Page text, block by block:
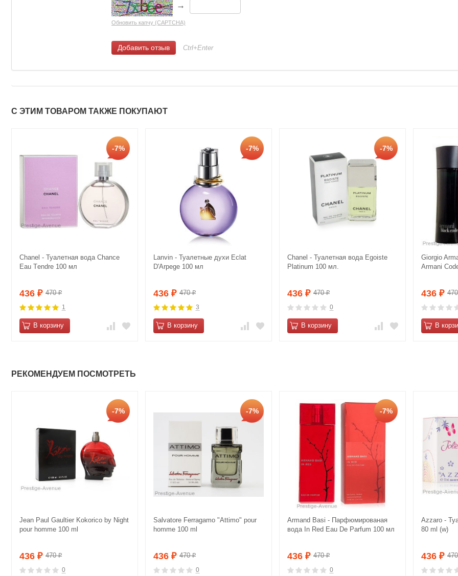
→
Обновить капчу (CAPTCHA)
Ctrl+Enter
С ЭТИМ ТОВАРОМ ТАКЖЕ ПОКУПАЮТ
-7%
Сhanеl - Туалетная вода Сhаnce
Eau Tеndre 100 мл
436 ₽ 470₽
1
В корзину
-7%
Lanvin - Туалетные духи Eclat
D'Arpege 100 мл
436 ₽ 470₽
3
В корзину
-7%
Сhanеl - Туалетная вода Еgоiste
Platinum 100 мл.
436 ₽ 470₽
0
В корзину
Giorgio
Armani
436 ₽
В
РЕКОМЕНДУЕМ ПОСМОТРЕТЬ
-7%
Jean Paul Gaultier Kokorico by Night
pour homme 100 ml
436 ₽ 470₽
0
-7%
Salvatore Ferragamo "Attimo" pour
homme 100 ml
436 ₽ 470₽
0
-7%
Armand Basi - Парфюмированая
вода In Red Eau De Parfum 100 мл
436 ₽ 470₽
0
Azzaro -
80 ml (w)
436 ₽